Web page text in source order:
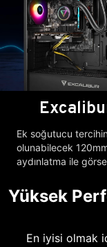
Ek soğutucu
olunabilecek
aydınlatma ile
Yüksek
En iyisi olmak